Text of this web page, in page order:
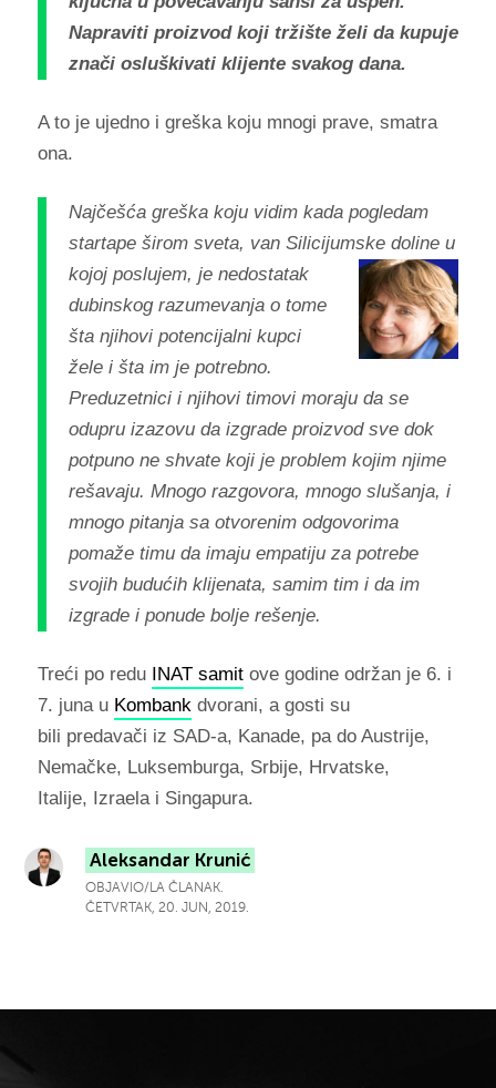
Napraviti proizvod koji tržište želi da kupuje
znači osluškivati klijente svakog dana.
A to je ujedno i greška koju mnogi prave, smatra
ona.
Najčešća greška koju vidim kada pogledam
startape širom sveta, van Silicijumske doline u
kojoj poslujem, je nedostatak
dubinskog razumevanja o tome
šta njihovi potencijalni kupci
žele i šta im je potrebno.
Preduzetnici i njihovi timovi moraju da se
odupru izazovu da izgrade proizvod sve dok
potpuno ne shvate koji je problem kojim njime
rešavaju. Mnogo razgovora, mnogo slušanja, i
mnogo pitanja sa otvorenim odgovorima
pomaže timu da imaju empatiju za potrebe
svojih budućih klijenata, samim tim i da im
izgrade i ponude bolje rešenje.
Treći po redu INAT samitove godine održan je 6. i
7. juna u Kombank dvorani, a gosti su
bili predavači iz SAD-a, Kanade, pa do Austrije,
Nemačke, Luksemburga, Srbije, Hrvatske,
Italije, Izraela i Singapura.
Aleksandar Krunić
OBJAVIO/LA ČLANAK.
ČETVRTAK, 20. JUN, 2019.